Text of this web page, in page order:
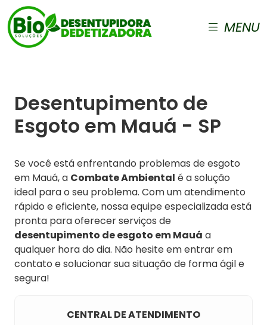
MENU
Desentupimento de
Esgoto em Mauá - SP
Se você está enfrentando problemas de esgoto
em Mauá, a Combate Ambiental é a solução
ideal para o seu problema. Com um atendimento
rápido e eficiente, nossa equipe especializada está
pronta para oferecer serviços de
desentupimento de esgoto em Mauá a
qualquer hora do dia. Não hesite em entrar em
contato e solucionar sua situação de forma ágil e
segura!
CENTRAL DE ATENDIMENTO